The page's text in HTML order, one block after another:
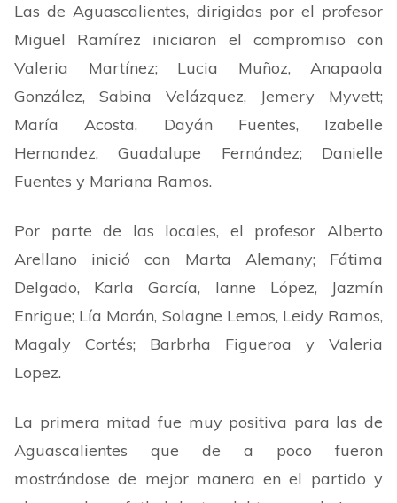
Las de Aguascalientes, dirigidas por el profesor
Miguel Ramírez iniciaron el compromiso con
Valeria Martínez; Lucia Muñoz, Anapaola
González, Sabina Velázquez, Jemery Myvett;
María Acosta, Dayán Fuentes, Izabelle
Hernandez, Guadalupe Fernández; Danielle
Fuentes y Mariana Ramos.
Por parte de las locales, el profesor Alberto
Arellano inició con Marta Alemany; Fátima
Delgado, Karla García, Ianne López, Jazmín
Enrigue; Lía Morán, Solagne Lemos, Leidy Ramos,
Magaly Cortés; Barbrha Figueroa y Valeria
Lopez.
La primera mitad fue muy positiva para las de
Aguascalientes que de a poco fueron
mostrándose de mejor manera en el partido y